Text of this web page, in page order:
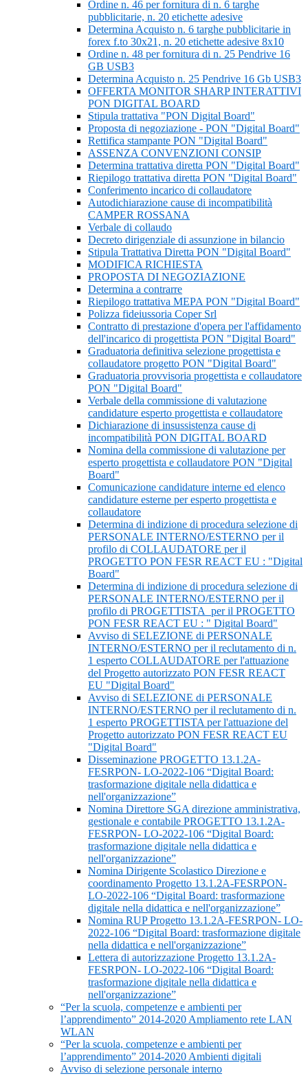
Ordine n. 46 per fornitura di n. 6 targhe
pubblicitarie, n. 20 etichette adesive
Determina Acquisto n. 6 targhe pubblicitarie in
forex f.to 30x21, n. 20 etichette adesive 8x10
Ordine n. 48 per fornitura di n. 25 Pendrive 16
GB USB3
Determina Acquisto n. 25 Pendrive 16 Gb USB3
OFFERTA MONITOR SHARP INTERATTIVI
PON DIGITAL BOARD
Stipula trattativa "PON Digital Board"
Proposta di negoziazione - PON "Digital Board"
Rettifica stampante PON "Digital Board"
ASSENZA CONVENZIONI CONSIP
Determina trattativa diretta PON "Digital Board"
Riepilogo trattativa diretta PON "Digital Board"
Conferimento incarico di collaudatore
Autodichiarazione cause di incompatibilità
CAMPER ROSSANA
Verbale di collaudo
Decreto dirigenziale di assunzione in bilancio
Stipula Trattativa Diretta PON "Digital Board"
MODIFICA RICHIESTA
PROPOSTA DI NEGOZIAZIONE
Determina a contrarre
Riepilogo trattativa MEPA PON "Digital Board"
Polizza fideiussoria Coper Srl
Contratto di prestazione d'opera per l'affidamento
dell'incarico di progettista PON "Digital Board"
Graduatoria definitiva selezione progettista e
collaudatore progetto PON "Digital Board"
Graduatoria provvisoria progettista e collaudatore
PON "Digital Board"
Verbale della commissione di valutazione
candidature esperto progettista e collaudatore
Dichiarazione di insussistenza cause di
incompatibilità PON DIGITAL BOARD
Nomina della commissione di valutazione per
esperto progettista e collaudatore PON "Digital
Board"
Comunicazione candidature interne ed elenco
candidature esterne per esperto progettista e
collaudatore
Determina di indizione di procedura selezione di
PERSONALE INTERNO/ESTERNO per il
profilo di COLLAUDATORE per il
PROGETTO PON FESR REACT EU : "Digital
Board"
Determina di indizione di procedura selezione di
PERSONALE INTERNO/ESTERNO per il
profilo di PROGETTISTA per il PROGETTO
PON FESR REACT EU : " Digital Board"
Avviso di SELEZIONE di PERSONALE
INTERNO/ESTERNO per il reclutamento di n.
1 esperto COLLAUDATORE per l'attuazione
del Progetto autorizzato PON FESR REACT
EU "Digital Board"
Avviso di SELEZIONE di PERSONALE
INTERNO/ESTERNO per il reclutamento di n.
1 esperto PROGETTISTA per l'attuazione del
Progetto autorizzato PON FESR REACT EU
"Digital Board"
Disseminazione PROGETTO 13.1.2A-
FESRPON- LO-2022-106 “Digital Board:
trasformazione digitale nella didattica e
nell'organizzazione”
Nomina Direttore SGA direzione amministrativa,
gestionale e contabile PROGETTO 13.1.2A-
FESRPON- LO-2022-106 “Digital Board:
trasformazione digitale nella didattica e
nell'organizzazione”
Nomina Dirigente Scolastico Direzione e
coordinamento Progetto 13.1.2A-FESRPON-
LO-2022-106 “Digital Board: trasformazione
digitale nella didattica e nell'organizzazione”
Nomina RUP Progetto 13.1.2A-FESRPON- LO-
2022-106 “Digital Board: trasformazione digitale
nella didattica e nell'organizzazione”
Lettera di autorizzazione Progetto 13.1.2A-
FESRPON- LO-2022-106 “Digital Board:
trasformazione digitale nella didattica e
nell'organizzazione”
“Per la scuola, competenze e ambienti per
l’apprendimento” 2014-2020 Ampliamento rete LAN
WLAN
“Per la scuola, competenze e ambienti per
l’apprendimento” 2014-2020 Ambienti digitali
Avviso di selezione personale interno